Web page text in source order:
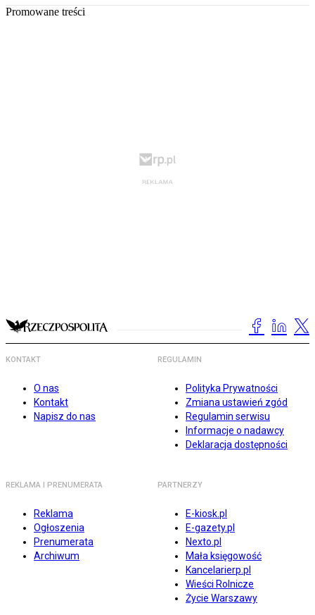
Promowane treści
KONTAKT
O nas
Kontakt
Napisz do nas
REGULAMIN
Polityka Prywatności
Zmiana ustawień zgód
Regulamin serwisu
Informacje o nadawcy
Deklaracja dostępności
REKLAMA I PRENUMERATA
Reklama
Ogłoszenia
Prenumerata
Archiwum
PARTNERZY
E-kiosk.pl
E-gazety.pl
Nexto.pl
Mała księgowość
Kancelarierp.pl
Wieści Rolnicze
Życie Warszawy